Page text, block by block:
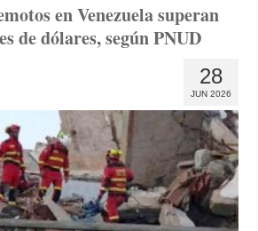
en Venezuela superan
de dólares, según PNUD
28
JUN 2026